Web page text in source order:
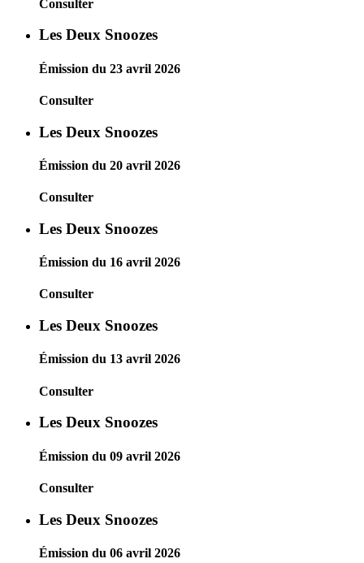
Consulter
Les Deux Snoozes
Émission du 23 avril 2026
Consulter
Les Deux Snoozes
Émission du 20 avril 2026
Consulter
Les Deux Snoozes
Émission du 16 avril 2026
Consulter
Les Deux Snoozes
Émission du 13 avril 2026
Consulter
Les Deux Snoozes
Émission du 09 avril 2026
Consulter
Les Deux Snoozes
Émission du 06 avril 2026